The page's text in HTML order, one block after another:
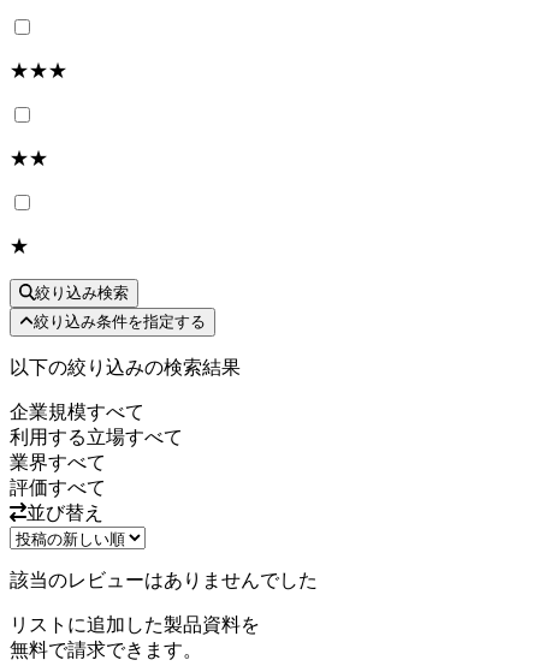
★★★
★★
★
絞り込み検索
絞り込み条件を指定する
以下の絞り込みの検索結果
企業規模すべて
利用する立場すべて
業界すべて
評価すべて
並び替え
該当のレビューはありませんでした
リストに追加した製品資料を
無料で請求できます。